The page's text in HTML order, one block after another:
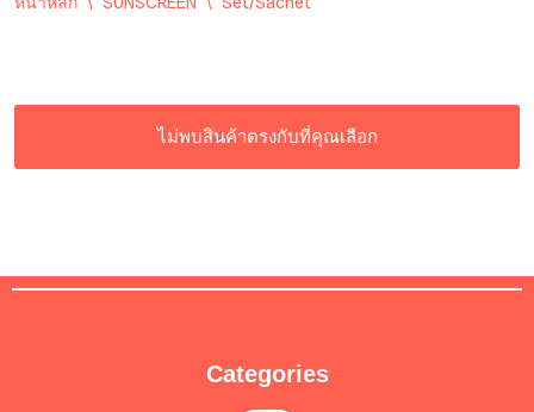
ไม่พบสินค้าตรงกับที่คุณเลือก
Categories